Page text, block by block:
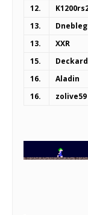
12.
13.
13.
XXR
15.
Deckard
16.
Aladin
16.
zolive59